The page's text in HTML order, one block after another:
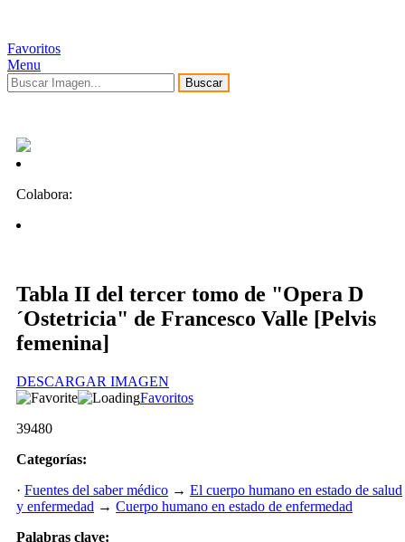
Favoritos
Menu
Buscar
Colabora:
Tabla II del tercer tomo de "Opera D
´Ostetricia" de Francesco Valle [Pelvis
femenina]
DESCARGAR IMAGEN
Favoritos
39480
Categorías:
· Fuentes del saber médico → El cuerpo humano en estado de salud
y enfermedad → Cuerpo humano en estado de enfermedad
Palabras clave: